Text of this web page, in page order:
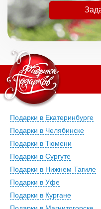
Подарки в Екатеринбурге
Подарки в Челябинске
Подарки в Тюмени
Подарки в Сургуте
Подарки в Нижнем Тагиле
Подарки в Уфе
Подарки в Кургане